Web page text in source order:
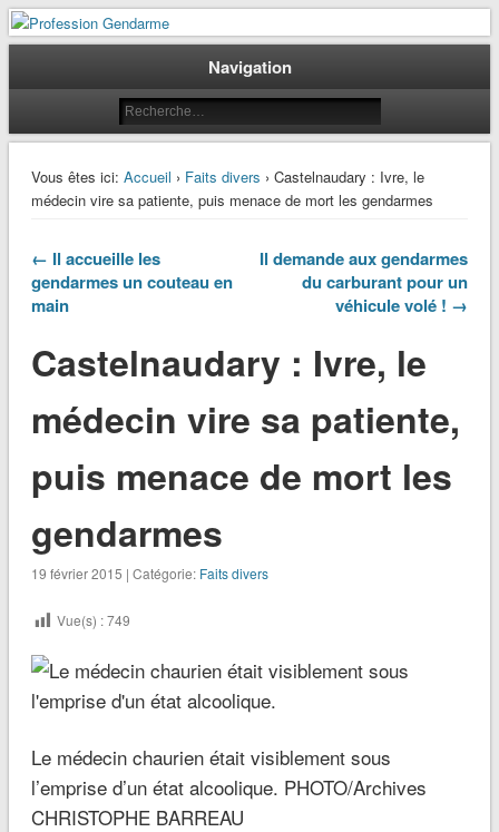
Profession Gendarme
Le journal des gendarmes
Navigation
Vous êtes ici: Accueil › Faits divers › Castelnaudary : Ivre, le
médecin vire sa patiente, puis menace de mort les gendarmes
← Il accueille les
gendarmes un couteau en
main
Il demande aux gendarmes
du carburant pour un
véhicule volé ! →
Castelnaudary : Ivre, le
médecin vire sa patiente,
puis menace de mort les
gendarmes
19 février 2015 | Catégorie: Faits divers
Vue(s) :749
Le médecin chaurien était visiblement sous
l’emprise d’un état alcoolique. PHOTO/Archives
CHRISTOPHE BARREAU